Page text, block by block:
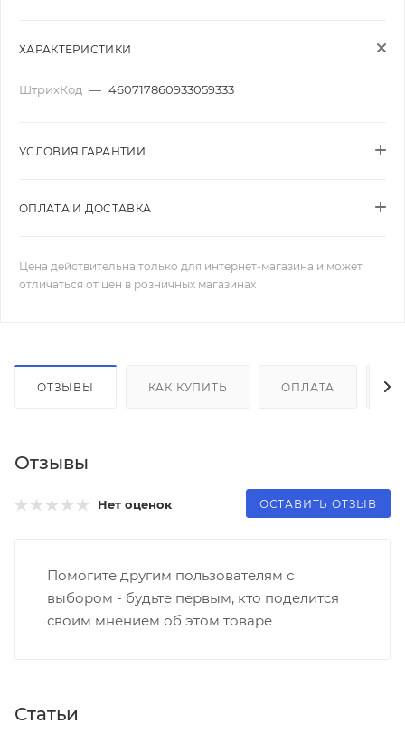
ХАРАКТЕРИСТИКИ
ШтрихКод — 460717860933059333
УСЛОВИЯ ГАРАНТИИ
ОПЛАТА И ДОСТАВКА
Цена действительна только для интернет-магазина и может
отличаться от цен в розничных магазинах
ОТЗЫВЫ КАК КУПИТЬ ОПЛАТА
Отзывы
Нет оценок ОСТАВИТЬ ОТЗЫВ
Помогите другим пользователям с
выбором - будьте первым, кто поделится
своим мнением об этом товаре
Статьи